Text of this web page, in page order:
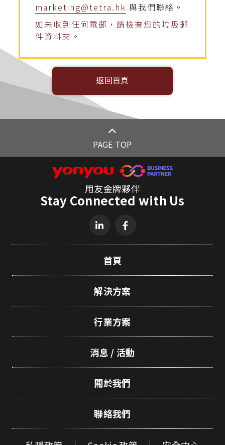
marketing@tetra.hk 與我們聯絡。
如未收到任何電郵，請檢查您的垃圾郵
件資料夾。
返回首頁
PAGE TOP
用友金牌夥伴
Stay Connected with Us
首頁
解決方案
行業方案
消息 / 活動
關於我們
聯絡我們